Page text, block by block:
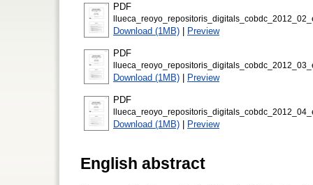
PDF
Download (1MB) Preview
PDF
Download (1MB) Preview
PDF
Download (1MB) Preview
English abstract